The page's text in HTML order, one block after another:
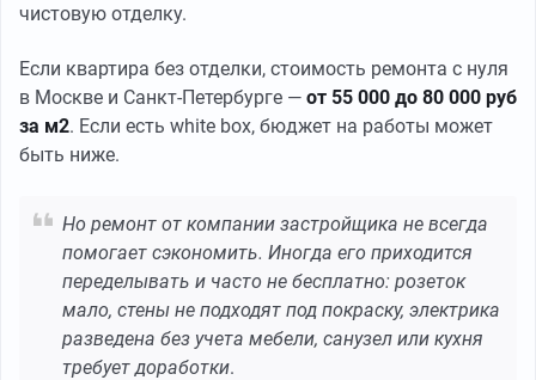
чистовую отделку.
Если квартира без отделки, стоимость ремонта с нуля
в Москве и Санкт-Петербурге — от 55 000 до 80 000 руб
за м2. Если есть white box, бюджет на работы может
быть ниже.
Но ремонт от компании застройщика не всегда
помогает сэкономить. Иногда его приходится
переделывать и часто не бесплатно: розеток
мало, стены не подходят под покраску, электрика
разведена без учета мебели, санузел или кухня
требует доработки.